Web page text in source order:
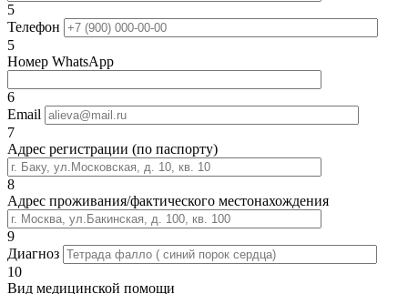
5
Телефон
5
Номер WhatsApp
6
Email
7
Адрес регистрации (по паспорту)
8
Адрес проживания/фактического местонахождения
9
Диагноз
10
Вид медицинской помощи